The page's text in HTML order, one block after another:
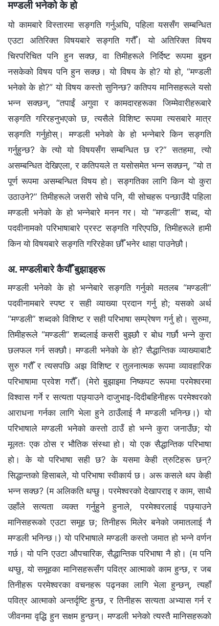
मण्डली भनेको के हो
यो कामबारे विस्तारमा सङ्गति गर्नुअघि, पहिला यससँग सम्बन्धित
एउटा अतिरिक्त विषयबारे सङ्गति गरौँ। यो अतिरिक्त विषय
चिरपरिचित पनि हुन सक्छ, वा तिमीहरूले निर्दिष्ट रूपमा बुझ्न
नसकेको विषय पनि हुन सक्छ। यो विषय के हो? यो हो, “मण्डली
भनेको के हो?” यो विषय कस्तो सुनिन्छ? कतिपय मानिसहरूले यसो
भन्‍न सक्छन्, “तपाईं अगुवा र कामदारहरूका जिम्मेवारीहरूबारे
सङ्गति गरिरहनुभएको छ, त्यसैले विशिष्ट रूपमा त्यसबारे मात्र
सङ्गति गर्नुहोस्। मण्डली भनेको के हो भन्नेबारे किन सङ्गति
गर्नुहुन्छ? के त्यो यो विषयसँग सम्बन्धित छ र?” सतहमा, त्यो
असम्बन्धित देखिएला, र कतिपयले त यसोसमेत भन्‍न सक्छन्, “यो त
पूर्ण रूपमा असम्बन्धित विषय हो। सङ्गतिका लागि किन यो कुरा
उठाउने?” तिमीहरूले जसरी सोचे पनि, यी सोचहरू पन्छाउँदै पहिला
मण्डली भनेको के हो भन्नेबारे मनन गर। यो “मण्डली” शब्द, यो
पदवीनामको परिभाषाबारे प्रस्ट सङ्गति गरिएपछि, तिमीहरूले हामी
किन यो विषयबारे सङ्गति गरिरहेका छौँ भनेर थाहा पाउनेछौ।
अ. मण्डलीबारे कैयौँ बुझाइहरू
मण्डली भनेको के हो भन्नेबारे सङ्गति गर्नुको मतलब “मण्डली”
पदवीनामबारे स्पष्ट र सही व्याख्या प्रदान गर्नु हो; यसको अर्थ
“मण्डली” शब्दको विशिष्ट र सही परिभाषा सम्प्रेषण गर्नु हो। सुरुमा,
तिमीहरूले “मण्डली” शब्दलाई कसरी बुझ्छौ र बोध गर्छौ भन्ने कुरा
छलफल गर्न सक्छौ। मण्डली भनेको के हो? सैद्धान्तिक व्याख्याबाटै
सुरु गरौँ र त्यसपछि अझ विशिष्ट र तुलनात्मक रूपमा व्यावहारिक
परिभाषामा प्रवेश गरौँ। (मेरो बुझाइमा निष्कपट रूपमा परमेश्‍वरमा
विश्‍वास गर्ने र सत्यता पछ्याउने दाजुभाइ-दिदीबहिनीहरू परमेश्‍वरको
आराधना गर्नका लागि भेला हुने ठाउँलाई नै मण्डली भनिन्छ।) यो
परिभाषाले मण्डली भनेको कस्तो ठाउँ हो भन्ने कुरा जनाउँछ; यो
मूलतः एक ठोस र भौतिक संस्था हो। यो एक सैद्धान्तिक परिभाषा
हो। के यो परिभाषा सही छ? के यसमा केही त्रुटिहरू छन्?
सिद्धान्तको हिसाबले, यो परिभाषा स्वीकार्य छ। अरू कसले थप केही
भन्न सक्छ? (म अलिकति थप्छु। परमेश्‍वरको देखापराइ र काम, साथै
उहाँले सत्यता व्यक्त गर्नुहुने हुनाले, परमेश्‍वरलाई पछ्याउने
मानिसहरूको एउटा समूह छ; तिनीहरू मिलेर बनेको जमातलाई नै
मण्डली भनिन्छ।) यो परिभाषाले मण्डली कस्तो जमात हो भन्ने वर्णन
गर्छ। यो पनि एउटा औपचारिक, सैद्धान्तिक परिभाषा नै हो। (म पनि
थप्छु, यो समूहका मानिसहरूसँग पवित्र आत्माको काम हुन्छ, र जब
तिनीहरू परमेश्‍वरका वचनहरू पढ्नका लागि भेला हुन्छन्, त्यहाँ
पवित्र आत्माको अन्तर्दृष्टि हुन्छ, र तिनीहरू सत्यता अभ्यास गर्न र
जीवनमा वृद्धि हुन सक्षम हुन्छन्। मण्डली भनेको त्यस्तै मानिसहरूको